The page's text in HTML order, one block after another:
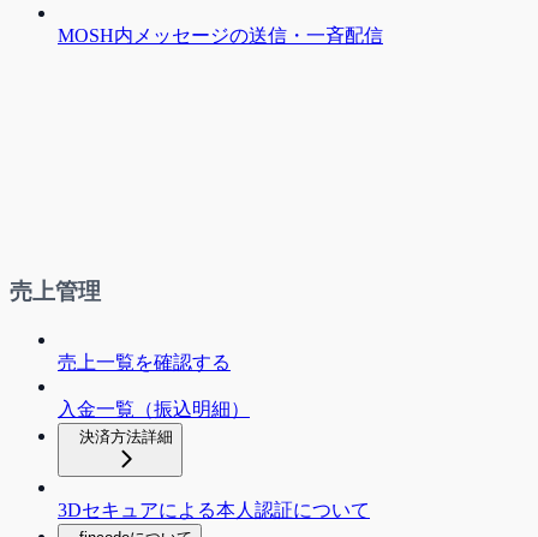
MOSH内メッセージの送信・一斉配信
売上管理
売上一覧を確認する
入金一覧（振込明細）
決済方法詳細
3Dセキュアによる本人認証について